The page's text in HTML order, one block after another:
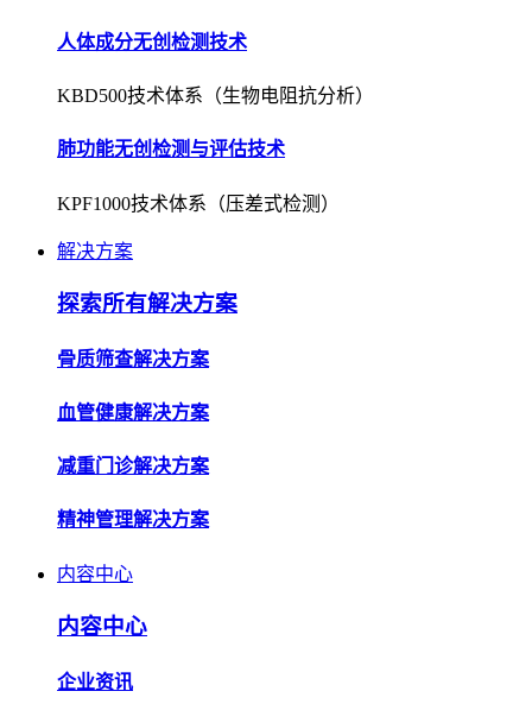
人体成分无创检测技术
KBD500技术体系（生物电阻抗分析）
肺功能无创检测与评估技术
KPF1000技术体系（压差式检测）
解决方案
探索所有解决方案
骨质筛查解决方案
血管健康解决方案
减重门诊解决方案
精神管理解决方案
内容中心
内容中心
企业资讯